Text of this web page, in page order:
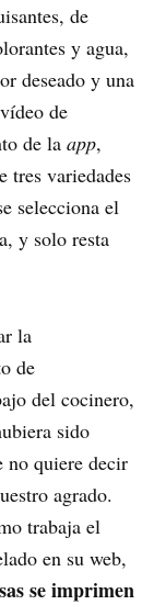
de
y agua,
deseado y una
de
de la app,
tres variedades
selecciona el
y solo resta
la
de
del cocinero,
sido
no quiere decir
agrado.
trabaja el
en su web,
se imprimen